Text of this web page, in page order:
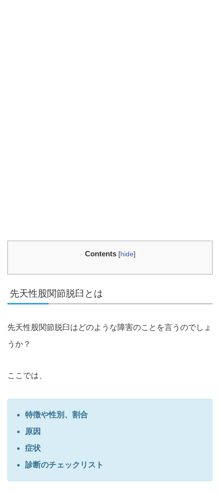
Contents [hide]
先天性股関節脱臼とは
先天性股関節脱臼はどのような障害のことを言うのでしょ
うか？
ここでは、
特徴や性別、割合
原因
症状
診断のチェックリスト